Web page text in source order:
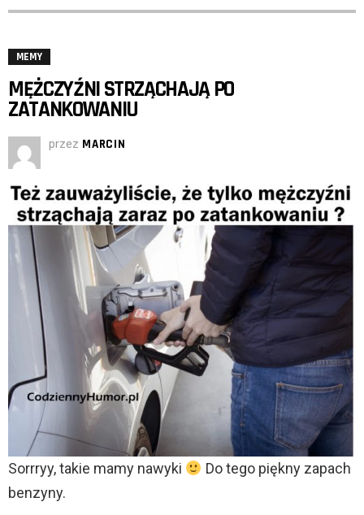
MEMY
MĘŻCZYŹNI STRZĄCHAJĄ PO
ZATANKOWANIU
przez MARCIN
Sorrryy, takie mamy nawyki
Do tego piękny zapach
benzyny.